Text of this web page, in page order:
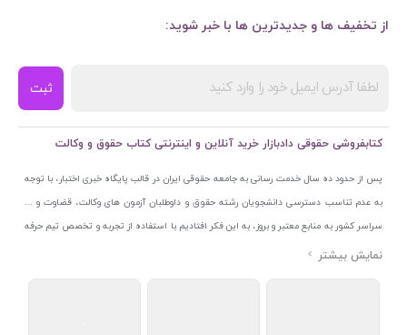
از تخفیف ها و جدیدترین ها با خبر شوید:
ثبت
کتابفروشی حقوقی دادبازار خرید آنلاین و اینترنتی کتاب حقوق و وکالت
پس از حدود ده سال خدمت رسانی به جامعه حقوقی ایران در قالب پایگاه خبری اختبار، با توجه
به عدم تناسب دسترسی دانشجویان رشته حقوق و داوطلبان آزمون های وکالت، قضاوت و ...
سراسر کشور به منابع معتبر و بروز، به این فکر افتادیم با استفاده از تجربه و تخصص تیم حرفه
ای اختبار خدمتی جدید به جامعه حقوقی ایران ارائه کنیم. به این منظور با راه اندازی و تجهیز